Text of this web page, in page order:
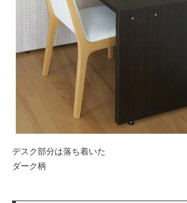
デスク部分は落ち着いた
ダーク柄